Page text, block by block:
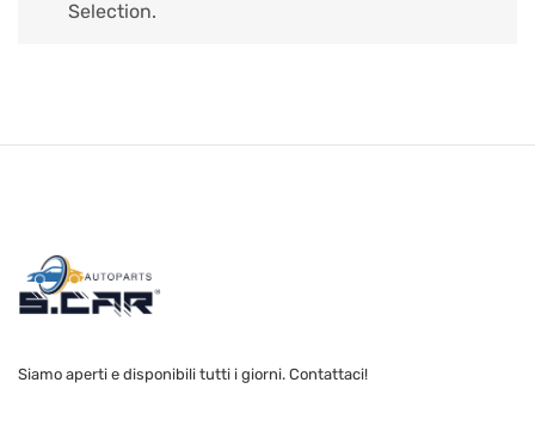
Selection.
Siamo aperti e disponibili tutti i giorni. Contattaci!